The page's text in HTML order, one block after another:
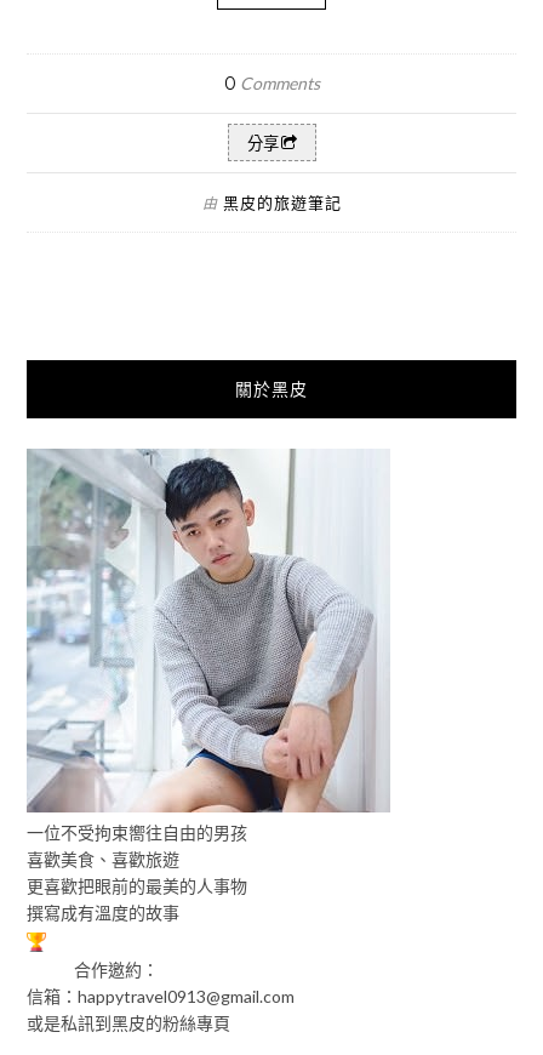
0 Comments
分享
由 黑皮的旅遊筆記
關於黑皮
一位不受拘束嚮往自由的男孩
喜歡美食、喜歡旅遊
更喜歡把眼前的最美的人事物
撰寫成有溫度的故事
合作邀約：
信箱：happytravel0913@gmail.com
或是私訊到黑皮的粉絲專頁